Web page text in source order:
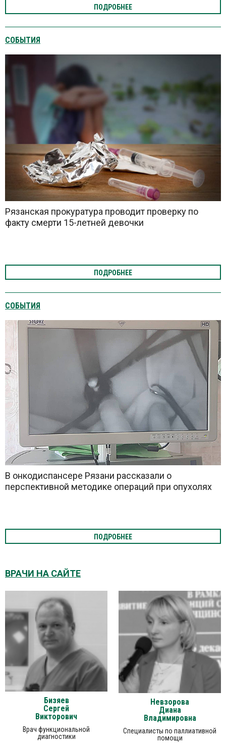
ПОДРОБНЕЕ
СОБЫТИЯ
Рязанская прокуратура проводит проверку по
факту смерти 15-летней девочки
ПОДРОБНЕЕ
СОБЫТИЯ
В онкодиспансере Рязани рассказали о
перспективной методике операций при опухолях
ПОДРОБНЕЕ
ВРАЧИ НА САЙТЕ
Бизяев
Сергей
Викторович
Врач функциональной
диагностики
Невзорова
Диана
Владимировна
Специалисты по паллиативной
помощи